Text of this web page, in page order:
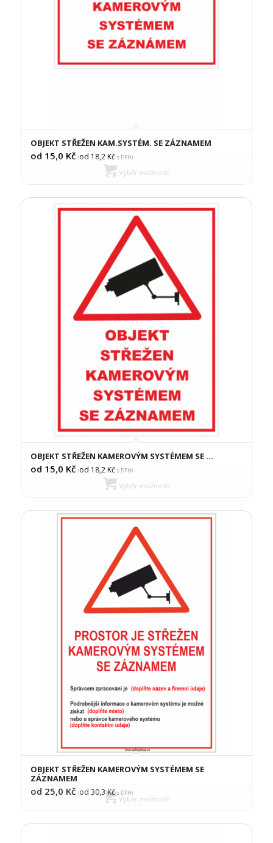
OBJEKT STŘEŽEN KAM.SYSTÉM. SE ZÁZNAMEM
od 15,0 Kč (od 18,2Kčs DPH)
Výběr možností
OBJEKT STŘEŽEN KAMEROVÝM SYSTÉMEM SE …
od 15,0 Kč (od 18,2Kčs DPH)
Výběr možností
OBJEKT STŘEŽEN KAMEROVÝM SYSTÉMEM SE
ZÁZNAMEM
od 25,0 Kč (od 30,3Kčs DPH)
Výběr možností